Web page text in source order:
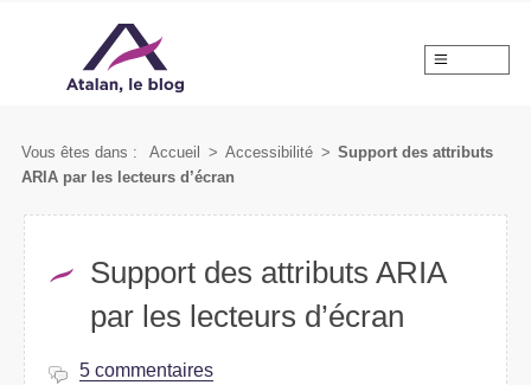
Vous êtes dans : Accueil > Accessibilité > Support des attributs
ARIA par les lecteurs d’écran
Support des attributs ARIA
par les lecteurs d’écran
5 commentaires